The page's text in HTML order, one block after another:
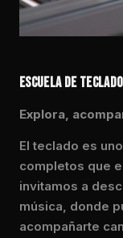
ESCUELA DE TECLADO
Explora,
El teclado es
completos que
invitamos a
música, donde
acompañarte